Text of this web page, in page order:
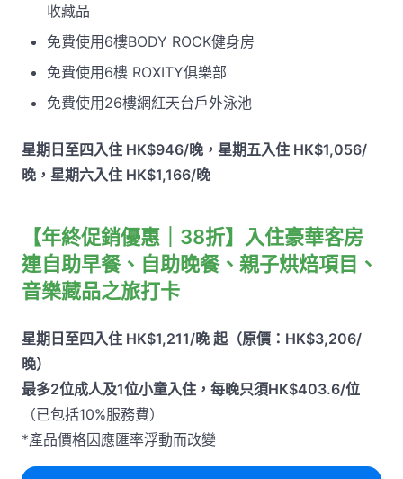
收藏品
免費使用6樓BODY ROCK健身房
免費使用6樓 ROXITY俱樂部
免費使用26樓網紅天台戶外泳池
星期日至四入住 HK$946/晚，星期五入住 HK$1,056/
晚，星期六入住 HK$1,166/晚
【年終促銷優惠｜38折】入住豪華客房
連自助早餐、自助晚餐、親子烘焙項目、
音樂藏品之旅打卡
星期日至四入住 HK$1,211/晚 起（原價：HK$3,206/
晚）
最多2位成人及1位小童入住，每晚只須HK$403.6/位
（已包括10%服務費）
*產品價格因應匯率浮動而改變